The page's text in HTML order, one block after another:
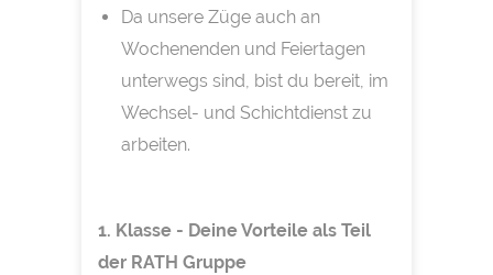
Da unsere Züge auch an
Wochenenden und Feiertagen
unterwegs sind, bist du bereit, im
Wechsel- und Schichtdienst zu
arbeiten.
1. Klasse - Deine Vorteile als Teil
der RATH Gruppe